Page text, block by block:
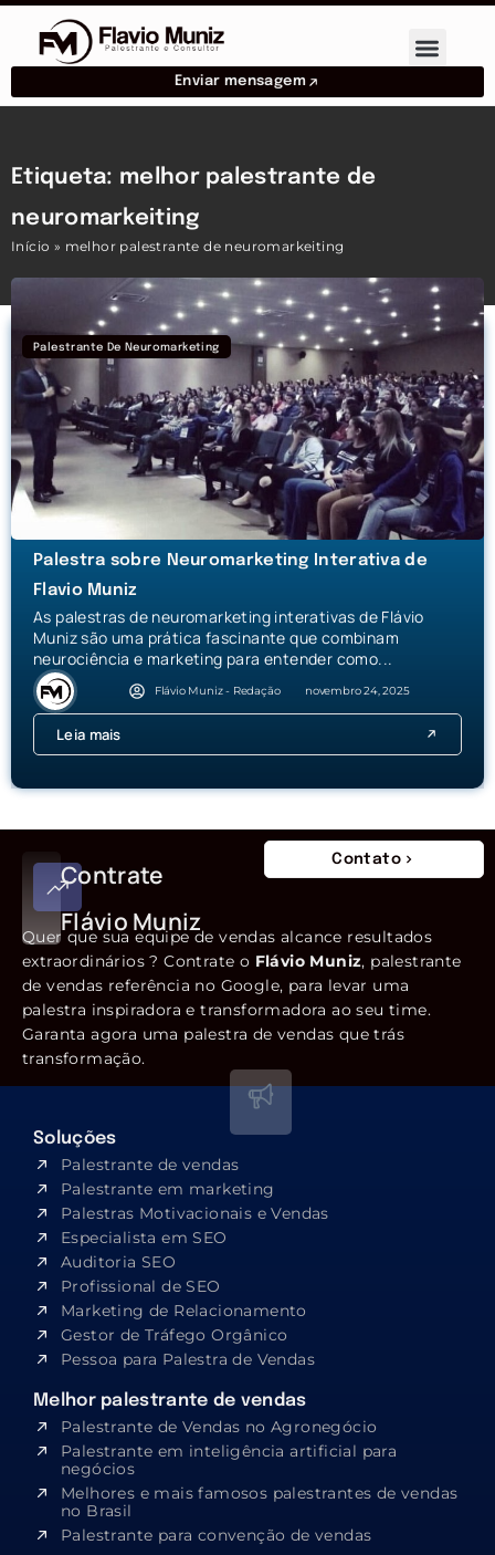
Enviar mensagem
Etiqueta: melhor palestrante de
neuromarkeiting
Início » melhor palestrante de neuromarkeiting
Palestrante De Neuromarketing
Palestra sobre Neuromarketing Interativa de
Flavio Muniz
As palestras de neuromarketing interativas de Flávio
Muniz são uma prática fascinante que combinam
neurociência e marketing para entender como...
Flávio Muniz - Redação novembro 24, 2025
Leia mais
Contrate
Flávio Muniz
Contato
Quer que sua equipe de vendas alcance resultados
extraordinários ? Contrate o Flávio Muniz, palestrante
de vendas referência no Google, para levar uma
palestra inspiradora e transformadora ao seu time.
Garanta agora uma palestra de vendas que trás
transformação.
Soluções
Palestrante de vendas
Palestrante em marketing
Palestras Motivacionais e Vendas
Especialista em SEO​
Auditoria SEO
Profissional de SEO
Marketing de Relacionamento
Gestor de Tráfego Orgânico
Pessoa para Palestra de Vendas
Melhor palestrante de vendas
Palestrante de Vendas no Agronegócio
Palestrante em inteligência artificial para
negócios
Melhores e mais famosos palestrantes de vendas
no Brasil
Palestrante para convenção de vendas